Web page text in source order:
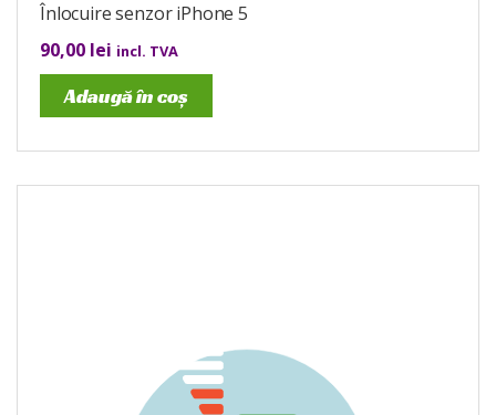
Înlocuire senzor iPhone 5
90,00 lei incl. TVA
Adaugă în coș